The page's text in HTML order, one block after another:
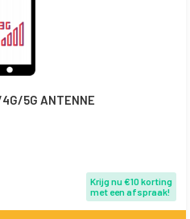
5G ANTENNE
Krijg nu €10 korting
met een afspraak!